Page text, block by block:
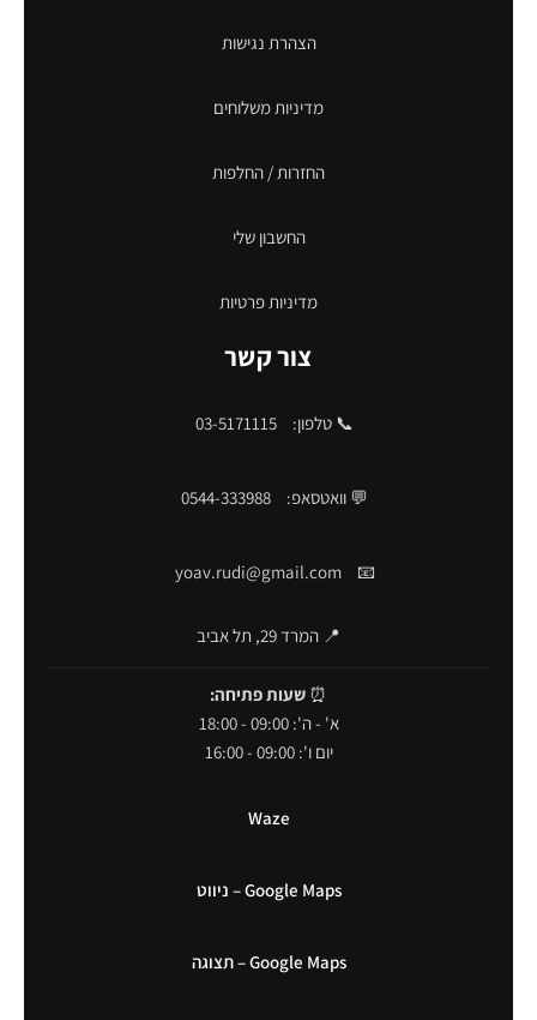
הצהרת נגישות
מדיניות משלוחים
החזרות / החלפות
החשבון שלי
מדיניות פרטיות
צור קשר
📞 טלפון: 03-5171115
💬 וואטסאפ: 0544-333988
📧
yoav.rudi@gmail.com
📍 המרד 29, תל אביב
⏰ שעות פתיחה:
א' - ה': 09:00 - 18:00
יום ו': 09:00 - 16:00
Waze
Google Maps – ניווט
Google Maps – תצוגה